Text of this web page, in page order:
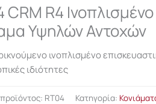
CRM R4
Υψηλών Αντοχών
ινοπλισμένο
ιδιότητες
RT04 Κατηγορία: